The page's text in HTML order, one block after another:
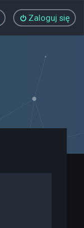
Zaloguj się